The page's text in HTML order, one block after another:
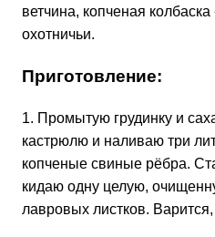
ветчина, копченая
охотничьи.
Приготовление:
1. Промытую грудинку и
кастрюлю и наливаю три
копченые свиные рёбра.
кидаю одну целую,
лавровых листков. Варится,